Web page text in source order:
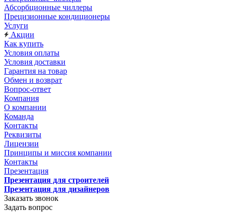
Абсорбционные чиллеры
Прецизионные кондиционеры
Услуги
Акции
Как купить
Условия оплаты
Условия доставки
Гарантия на товар
Обмен и возврат
Вопрос-ответ
Компания
О компании
Команда
Контакты
Реквизиты
Лицензии
Принципы и миссия компании
Контакты
Презентация
Презентация для строителей
Презентация для дизайнеров
Заказать звонок
Задать вопрос